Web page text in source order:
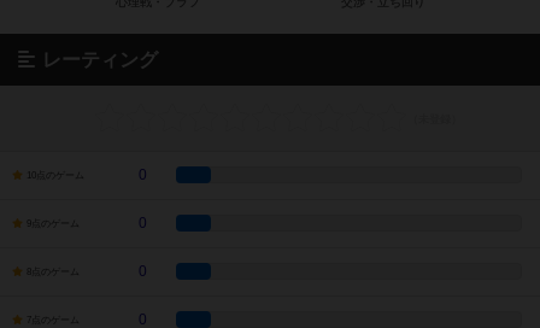
レーティング
10点のゲーム 0
9点のゲーム 0
8点のゲーム 0
7点のゲーム 0